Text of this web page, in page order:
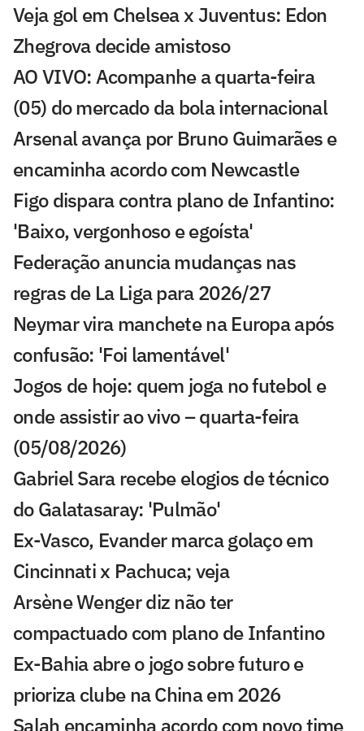
Veja gol em Chelsea x Juventus: Edon
Zhegrova decide amistoso
AO VIVO: Acompanhe a quarta-feira
(05) do mercado da bola internacional
Arsenal avança por Bruno Guimarães e
encaminha acordo com Newcastle
Figo dispara contra plano de Infantino:
'Baixo, vergonhoso e egoísta'
Federação anuncia mudanças nas
regras de La Liga para 2026/27
Neymar vira manchete na Europa após
confusão: 'Foi lamentável'
Jogos de hoje: quem joga no futebol e
onde assistir ao vivo – quarta-feira
(05/08/2026)
Gabriel Sara recebe elogios de técnico
do Galatasaray: 'Pulmão'
Ex-Vasco, Evander marca golaço em
Cincinnati x Pachuca; veja
Arsène Wenger diz não ter
compactuado com plano de Infantino
Ex-Bahia abre o jogo sobre futuro e
prioriza clube na China em 2026
Salah encaminha acordo com novo time